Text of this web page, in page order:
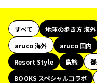
すべて 地球の歩き方 海外
aruco 海外
aruco 国内
Resort Style
島旅
BOOKS スペシャルコラボ